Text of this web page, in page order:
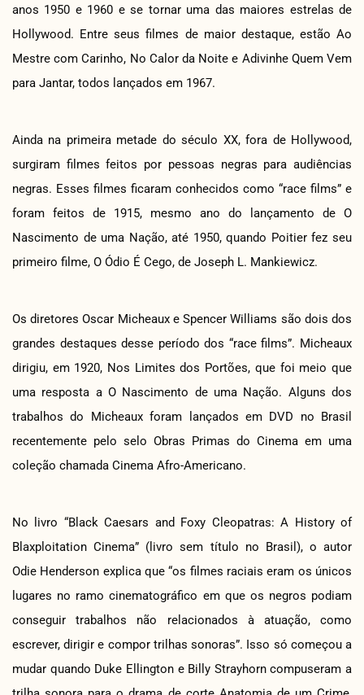
anos 1950 e 1960 e se tornar uma das maiores estrelas de
Hollywood. Entre seus filmes de maior destaque, estão Ao
Mestre com Carinho, No Calor da Noite e Adivinhe Quem Vem
para Jantar, todos lançados em 1967.
Ainda na primeira metade do século XX, fora de Hollywood,
surgiram filmes feitos por pessoas negras para audiências
negras. Esses filmes ficaram conhecidos como “race films” e
foram feitos de 1915, mesmo ano do lançamento de O
Nascimento de uma Nação, até 1950, quando Poitier fez seu
primeiro filme, O Ódio É Cego, de Joseph L. Mankiewicz.
Os diretores Oscar Micheaux e Spencer Williams são dois dos
grandes destaques desse período dos “race films”. Micheaux
dirigiu, em 1920, Nos Limites dos Portões, que foi meio que
uma resposta a O Nascimento de uma Nação. Alguns dos
trabalhos do Micheaux foram lançados em DVD no Brasil
recentemente pelo selo Obras Primas do Cinema em uma
coleção chamada Cinema Afro-Americano.
No livro “Black Caesars and Foxy Cleopatras: A History of
Blaxploitation Cinema” (livro sem título no Brasil), o autor
Odie Henderson explica que “os filmes raciais eram os únicos
lugares no ramo cinematográfico em que os negros podiam
conseguir trabalhos não relacionados à atuação, como
escrever, dirigir e compor trilhas sonoras”. Isso só começou a
mudar quando Duke Ellington e Billy Strayhorn compuseram a